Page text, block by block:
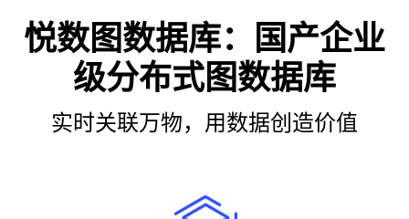
悦数图数据库：国产企业
级分布式图数据库
实时关联万物，用数据创造价值